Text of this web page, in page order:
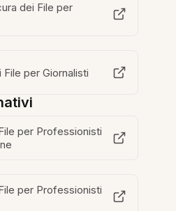
dei File per
per Giornalisti
per Professionisti
per Professionisti